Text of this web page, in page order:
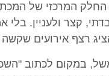
החלק המרכזי של
קצר ולעניין.
רצף אירועים שקשה
במקום לכתוב